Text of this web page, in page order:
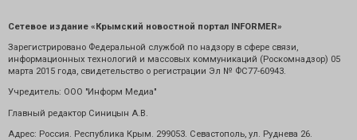
Сетевое издание «Крымский новостной портал INFORMER»
Зарегистрировано Федеральной службой по надзору в сфере связи,
информационных технологий и массовых коммуникаций (Роскомнадзор) 05
марта 2015 года, свидетельство о регистрации Эл № ФС77-60943.
Учредитель: ООО "Информ Медиа"
Главный редактор Синицын А.В.
Адрес: Россия. Республика Крым. 299053. Севастополь, ул. Руднева 26.